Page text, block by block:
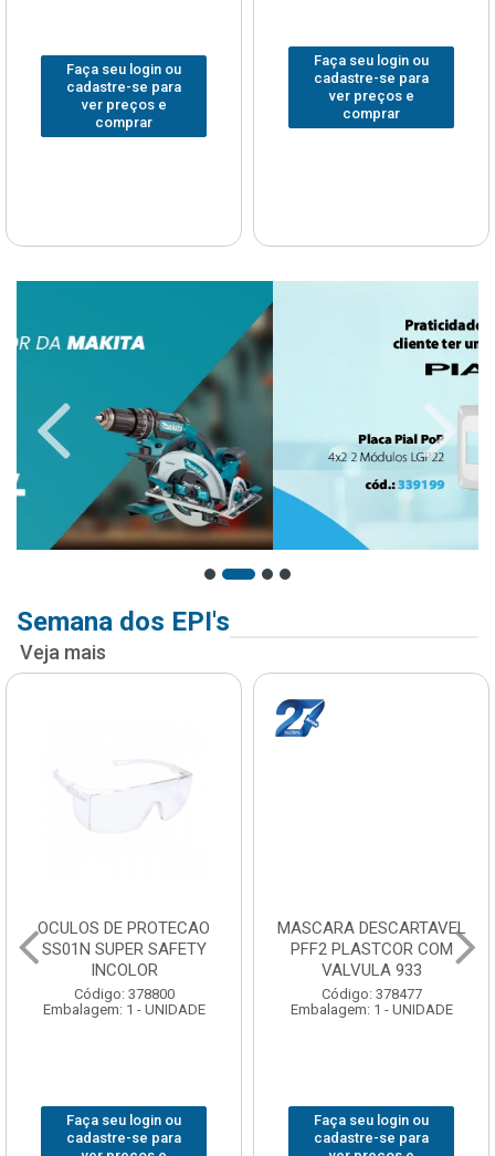
Faça seu login ou
cadastre-se para
ver preços e
comprar
Faça seu login ou
cadastre-se para
ver preços e
comprar
Semana dos EPI's
Veja mais
OCULOS DE PROTECAO
SS01N SUPER SAFETY
INCOLOR
Código: 378800
Embalagem: 1 - UNIDADE
Faça seu login ou
cadastre-se para
MASCARA DESCARTAVEL
PFF2 PLASTCOR COM
VALVULA 933
Código: 378477
Embalagem: 1 - UNIDADE
Faça seu login ou
cadastre-se para